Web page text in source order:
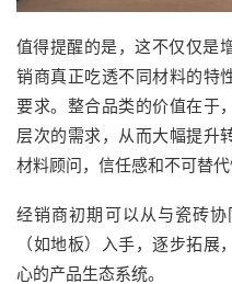
值得提醒的是，这不仅仅是
销商真正吃透不同材料的特
要求。整合品类的价值在于
层次的需求，从而大幅提升
材料顾问，信任感和不可替代
经销商初期可以从与瓷砖
（如地板）入手，逐步拓展
心的产品生态系统。